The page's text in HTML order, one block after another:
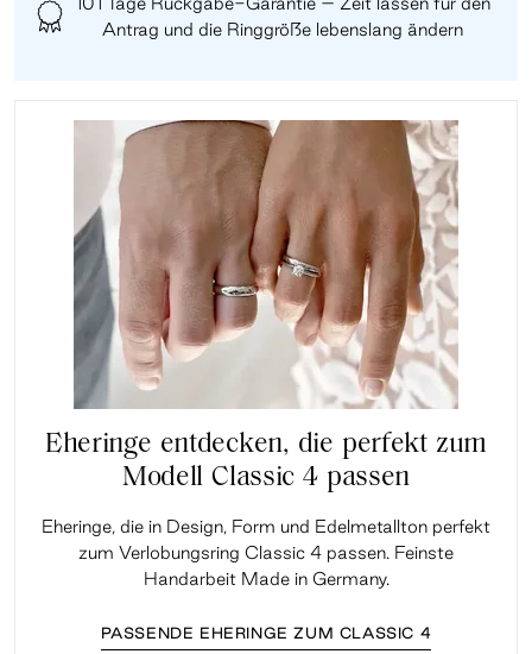
Antrag und die Ringgröße lebenslang ändern
Eheringe entdecken, die perfekt zum
Modell Classic 4 passen
Eheringe, die in Design, Form und Edelmetallton perfekt
zum Verlobungsring Classic 4 passen. Feinste
Handarbeit Made in Germany.
PASSENDE EHERINGE ZUM CLASSIC 4